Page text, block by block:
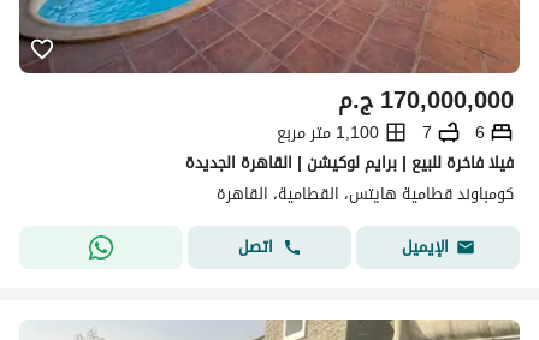
ج.م170,000,000
6
7
1,100 متر مربع
فيلا فاخرة للبيع | برايم لوكيشن | القاهرة الجديدة
كومباوند قطامية هايتس، القطامية، القاهرة
الإيميل
اتصل